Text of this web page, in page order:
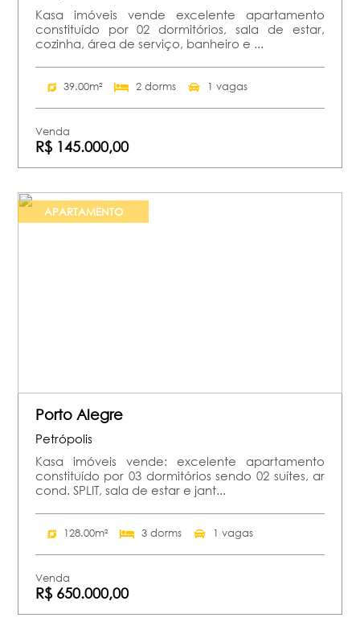
Kasa imóveis vende excelente apartamento
constituído por 02 dormitórios, sala de estar,
cozinha, área de serviço, banheiro e ...
39.00m² 2 dorms 1 vagas
Venda
R$ 145.000,00
APARTAMENTO
Porto Alegre
Petrópolis
Kasa imóveis vende: excelente apartamento
constituído por 03 dormitórios sendo 02 suítes, ar
cond. SPLIT, sala de estar e jant...
128.00m² 3 dorms 1 vagas
Venda
R$ 650.000,00